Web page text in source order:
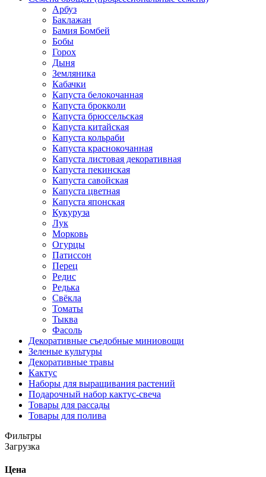
Арбуз
Баклажан
Бамия Бомбей
Бобы
Горох
Дыня
Земляника
Кабачки
Капуста белокочанная
Капуста брокколи
Капуста брюссельская
Капуста китайская
Капуста кольраби
Капуста краснокочанная
Капуста листовая декоративная
Капуста пекинская
Капуста савойская
Капуста цветная
Капуста японская
Кукуруза
Лук
Морковь
Огурцы
Патиссон
Перец
Редис
Редька
Свёкла
Томаты
Тыква
Фасоль
Декоративные съедобные миниовощи
Зеленые культуры
Декоративные травы
Кактус
Наборы для выращивания растений
Подарочный набор кактус-свеча
Товары для рассады
Товары для полива
Фильтры
Загрузка
Цена